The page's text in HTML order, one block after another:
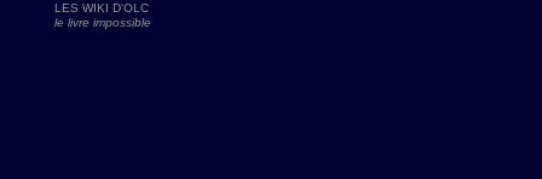
LES WIKI D'OLC
le livre impossible